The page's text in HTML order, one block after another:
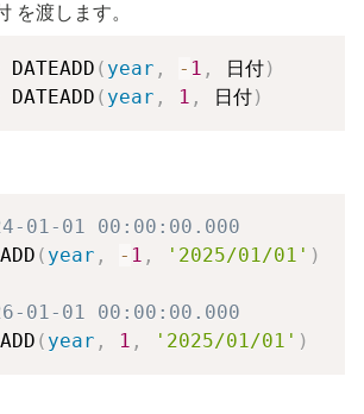
を渡します。
DATEADD ( year , - 1 , 日付)
DATEADD ( year , 1 , 日付)
01-01 00:00:00.000
( year , - 1 , '2025/01/01' )
01-01 00:00:00.000
( year , 1 , '2025/01/01' )